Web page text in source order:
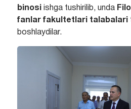
binosi
ishga tushirilib, unda
fanlar fakultetlari talabalari
boshlaydilar.